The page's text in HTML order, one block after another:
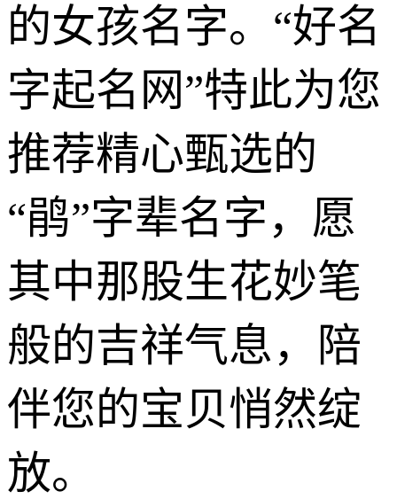
的女孩名字。“好名
字起名网”特此为您
推荐精心甄选的
“鹃”字辈名字，愿
其中那股生花妙笔
般的吉祥气息，陪
伴您的宝贝悄然绽
放。